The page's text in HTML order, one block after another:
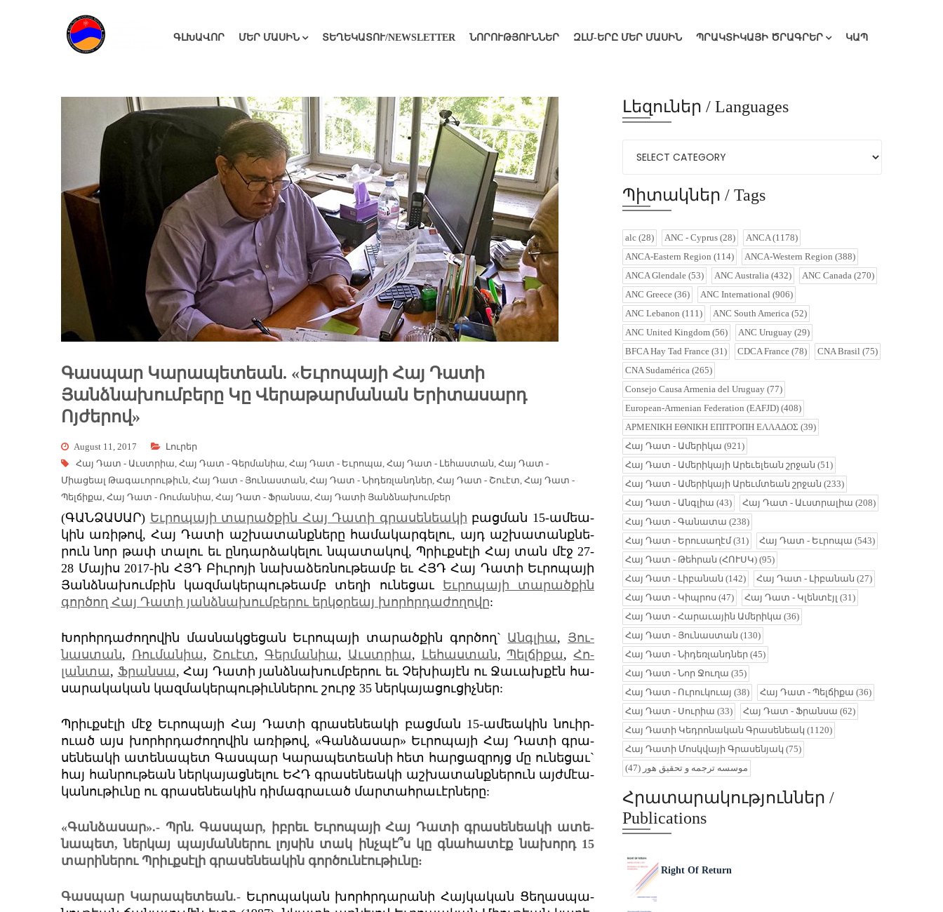
ԳԼԽԱՎՈՐ ՄԵՐ ՄԱՍԻՆ ՏԵՂԵԿԱՏՈՒ/NEWSLETTER ՆՈՐՈՒԹՅՈՒՆՆԵՐ ԶԼՄ-ԵՐԸ ՄԵՐ ՄԱՍԻՆ ՊՐԱԿՏԻԿԱՅԻ ԾՐԱԳՐԵՐ ԿԱՊ
Գասպար Կարապետեան. «Եւրոպայի Հայ Դատի
Յանձնախումբերը Կը Վերաթարմանան Երիտասարդ
Ոյժերով»
August 11, 2017
Լուրեր
Հայ Դատ - Աւստրիա Հայ Դատ - Գերմանիա Հայ Դատ - Եւրոպա Հայ Դատ - Լեհաստան Հայ Դատ -
Միացեալ Թագաւորութիւն Հայ Դատ - Յունաստան Հայ Դատ - Նիդեռլանդներ Հայ Դատ - Շուէտ Հայ Դատ -
Պելճիքա Հայ Դատ - Ռումանիա Հայ Դատ - Ֆրանսա Հայ Դատի Յանձնախումբեր
(ԳԱՆՁԱՍԱՐ) Եւ­րո­պա­յի տա­րած­քին Հայ Դա­տի գրա­սեն­եա­կի բաց­ման 15-ամ­եա­
կին առի­թով, Հայ Դա­տի աշ­խա­տանք­նե­րը հա­մա­կար­գե­լու, այդ աշ­խա­տանք­նե­
րուն նոր թափ տա­լու եւ ըն­դար­ձա­կե­լու նպա­տա­կով, Պրիւք­սէ­լի Հայ տան մէջ 27-
28 Մա­յիս 2017-ին ՀՅԴ Բիւ­րո­յի նա­խա­ձեռ­նու­թեամբ եւ ՀՅԴ Հայ Դա­տի Եւ­րո­պա­յի
Յանձ­նա­խում­բին կազ­մա­կեր­պութ­եամբ տե­ղի ու­նե­ցաւ Եւ­րո­պա­յի տա­րած­քին
գոր­ծող Հայ Դա­տի յանձ­նա­խում­բե­րու եր­կօր­եայ խորհր­դա­ժո­ղո­վը:
Խորհր­դա­ժո­ղո­վին մաս­նակ­ցե­ցան Եւ­րո­պա­յի տա­րած­քին գոր­ծող` Անգլ­իա, Յու­
նաս­տան, Ռու­ման­իա, Շուէտ,Գեր­ման­իա, Աւստր­իա, Լե­հաս­տան,Պել­ճի­քա,Հո­
լան­տա, Ֆրան­սա, Հայ Դա­տի յանձ­նա­խում­բե­րու եւ Չեխ­իա­յէն ու Ջա­ւախ­քէն հա­
սա­րա­կա­կան կազ­մա­կեր­պու­թիւն­նե­րու շուրջ 35 ներ­կա­յա­ցու­ցիչ­ներ:
Պրիւք­սէ­լի մէջ Եւ­րո­պա­յի Հայ Դա­տի գրա­սեն­եա­կի բաց­ման 15-ամ­եա­կին նուիր­
ուած այս խորհր­դա­ժո­ղո­վին առի­թով, «Գան­ձա­սար» Եւ­րո­պա­յի Հայ Դա­տի գրա­
սեն­եա­կի ատե­նա­պետ Գաս­պար Կա­րա­պետ­եա­նի հետ հար­ցազ­րոյց մը ու­նե­ցաւ`
հայ հան­րու­թեան ներ­կա­յաց­նե­լու ԵՀԴ գրա­սեն­եա­կի աշ­խա­տանք­նե­րուն այժ­մ­է­ա­
կա­նու­թիւնը ու գրա­սեն­եա­կին դի­մագ­րա­ւած մար­տահրա­ւէր­նե­րը:
«Գան­ձա­սար».- Պրն. Գաս­պար, իբ­րեւ Եւ­րո­պա­յի Հայ Դա­տի գրա­սեն­եա­կի ատե­
նա­պետ, ներ­կայ պայ­ման­նե­րու լոյ­սին տակ ինչ­պէ՞ս կը գնա­հա­տէք նա­խորդ 15
տա­րի­նե­րու Պրիւք­սէ­լի գրա­սեն­եա­կին գոր­ծու­նէ­ու­թիւնը:
Գաս­պար Կա­րա­պետ­եան.-Եւ­րո­պա­կան խորհր­դա­րա­նի Հայ­կա­կան Ցե­ղաս­պա­
Լեզուներ / Languages
Պիտակներ / Tags
alc (28) ANC - Cyprus (28) ANCA(1178)
ANCA-Eastern Region (114) ANCA-Western Region (388)
ANCA Glendale (53) ANC Australia (432) ANC Canada (270)
ANC Greece (36) ANC International (906)
ANC Lebanon (111) ANC South America (52)
ANC United Kingdom (56) ANC Uruguay (29)
BFCA Hay Tad France (31) CDCA France (78) CNA Brasil (75)
CNA Sudamérica (265)
Consejo Causa Armenia del Uruguay (77)
European-Armenian Federation (EAFJD) (408)
ΑΡΜΕΝΙΚΗ ΕΘΝΙΚΗ ΕΠΙΤΡΟΠΗ ΕΛΛΑΔΟΣ (39)
Հայ Դատ - Ամերիկա (921)
Հայ Դատ - Ամերիկայի Արեւելեան շրջան (51)
Հայ Դատ - Ամերիկայի Արեւմտեան շրջան (233)
Հայ Դատ - Անգլիա (43) Հայ Դատ - Աւստրալիա (208)
Հայ Դատ - Գանատա (238)
Հայ Դատ - Երուսաղէմ(31) Հայ Դատ - Եւրոպա (543)
Հայ Դատ - Թեհրան (ՀՈՒՍԿ) (95)
Հայ Դատ - Լիբանան (142) Հայ Դատ - Լիբանան (27)
Հայ Դատ - Կիպրոս (47) Հայ Դատ - Կլենտէյլ (31)
Հայ Դատ - Հարաւային Ամերիկա (36)
Հայ Դատ - Յունաստան (130)
Հայ Դատ - Նիդեռլանդներ (45)
Հայ Դատ - Նոր Ջուղա (35)
Հայ Դատ - Ուրուկուայ (38) Հայ Դատ - Պելճիքա (36)
Հայ Դատ - Սուրիա (33) Հայ Դատ - Ֆրանսա (62)
Հայ Դատի Կեդրոնական Գրասենեակ (1120)
Հայ Դատի Մոսկվայի Գրասենյակ (75)
موسسه ترجمه و تحقیق هور (47)
Հրատարակություններ /
Publications
Right Of Return